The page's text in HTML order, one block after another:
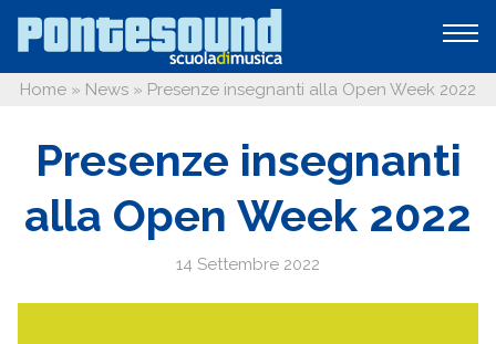
Home » News » Presenze insegnanti alla Open Week 2022
Presenze insegnanti
alla Open Week 2022
14 Settembre 2022